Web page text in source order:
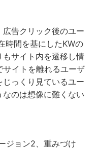
告クリック後のユー
時間を基にしたKWの
サイト内を遷移し情
サイトを離れるユーザ
っくり見ているユー
のは想像に難くない
ョン2、重みづけ